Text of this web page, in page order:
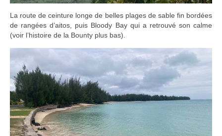
La route de ceinture longe de belles plages de sable fin bordées
de rangées d’aitos, puis Bloody Bay qui a retrouvé son calme
(voir l’histoire de la Bounty plus bas).